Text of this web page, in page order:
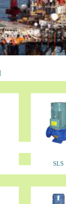
SLS